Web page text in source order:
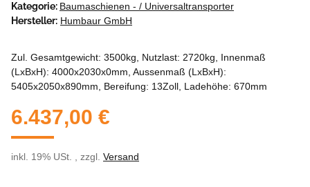
Kategorie: Baumaschienen - / Universaltransporter
Hersteller: Humbaur GmbH
Zul. Gesamtgewicht: 3500kg, Nutzlast: 2720kg, Innenmaß
(LxBxH): 4000x2030x0mm, Aussenmaß (LxBxH):
5405x2050x890mm, Bereifung: 13Zoll, Ladehöhe: 670mm
6.437,00 €
inkl. 19% USt. , zzgl. Versand